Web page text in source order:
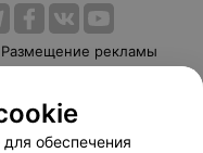
Размещение рекламы
Способы оплаты
обеспечения